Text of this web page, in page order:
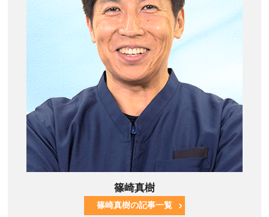
篠崎真樹
篠崎真樹の記事一覧